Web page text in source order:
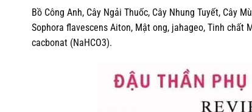
Bồ Công Anh, Cây Ngải Thuốc, Cây Nhung Tuyết, Cây
Sophora flavescens Aiton, Mật ong, jahageo, Tinh
cacbonat (NaHCO3).